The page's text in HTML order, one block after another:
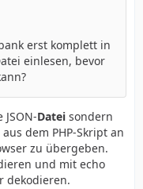
erst komplett in
einlesen, bevor
Datei sondern
dem PHP-Skript an
zu übergeben.
und mit echo
dekodieren.